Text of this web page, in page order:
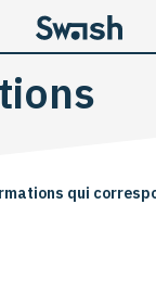
qui